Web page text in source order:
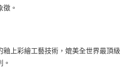
。
釉上彩繪工藝技術，媲美全世界最頂級
。